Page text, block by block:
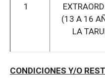
1
(13 A 16
LA
CONDICIONES Y/O